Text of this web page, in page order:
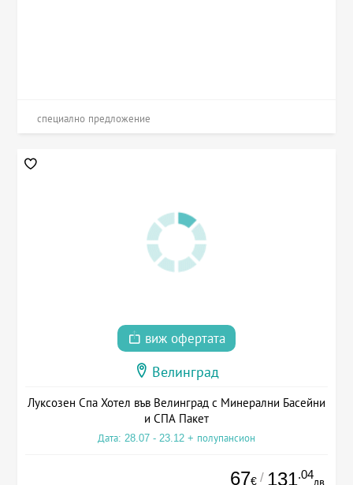
специално предложение
виж офертата
Велинград
Луксозен Спа Хотел във Велинград с Минерални Басейни
и СПА Пакет
Дата: 28.07 - 23.12 + полупансион
67€ / 131.04
лв.